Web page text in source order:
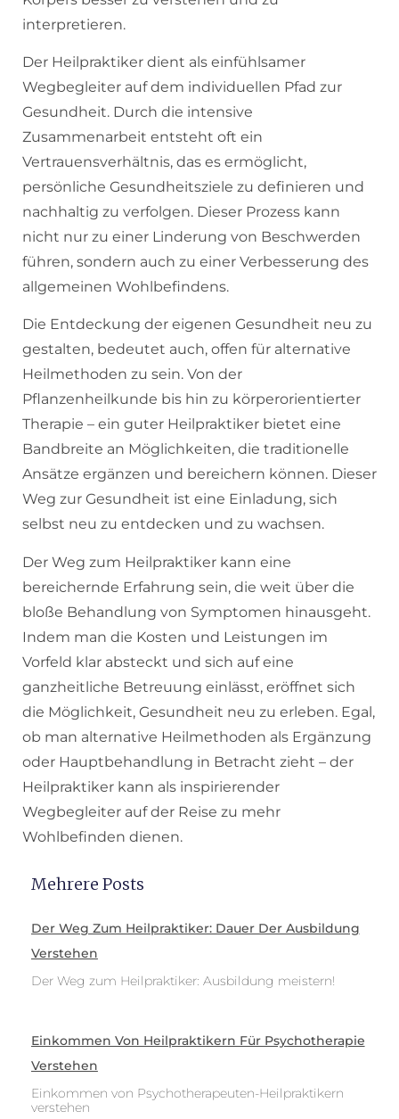
interpretieren.
Der Heilpraktiker dient als einfühlsamer
Wegbegleiter auf dem individuellen Pfad zur
Gesundheit. Durch die intensive
Zusammenarbeit entsteht oft ein
Vertrauensverhältnis, das es ermöglicht,
persönliche Gesundheitsziele zu definieren und
nachhaltig zu verfolgen. Dieser Prozess kann
nicht nur zu einer Linderung von Beschwerden
führen, sondern auch zu einer Verbesserung des
allgemeinen Wohlbefindens.
Die Entdeckung der eigenen Gesundheit neu zu
gestalten, bedeutet auch, offen für alternative
Heilmethoden zu sein. Von der
Pflanzenheilkunde bis hin zu körperorientierter
Therapie – ein guter Heilpraktiker bietet eine
Bandbreite an Möglichkeiten, die traditionelle
Ansätze ergänzen und bereichern können. Dieser
Weg zur Gesundheit ist eine Einladung, sich
selbst neu zu entdecken und zu wachsen.
Der Weg zum Heilpraktiker kann eine
bereichernde Erfahrung sein, die weit über die
bloße Behandlung von Symptomen hinausgeht.
Indem man die Kosten und Leistungen im
Vorfeld klar absteckt und sich auf eine
ganzheitliche Betreuung einlässt, eröffnet sich
die Möglichkeit, Gesundheit neu zu erleben. Egal,
ob man alternative Heilmethoden als Ergänzung
oder Hauptbehandlung in Betracht zieht – der
Heilpraktiker kann als inspirierender
Wegbegleiter auf der Reise zu mehr
Wohlbefinden dienen.
Mehrere Posts
Der Weg Zum Heilpraktiker: Dauer Der Ausbildung
Verstehen
Der Weg zum Heilpraktiker: Ausbildung meistern!
Einkommen Von Heilpraktikern Für Psychotherapie
Verstehen
Einkommen von Psychotherapeuten-Heilpraktikern
verstehen